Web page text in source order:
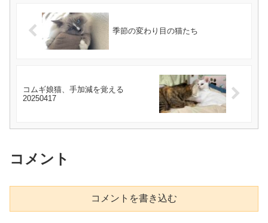
季節の変わり目の猫たち
コムギ娘猫、手加減を覚える
20250417
コメント
コメントを書き込む